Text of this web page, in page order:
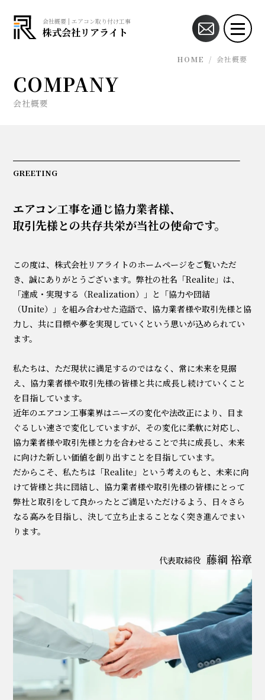
会社概要 | エアコン取り付け工事の業務委託可能な協力業者・協力会社様募集!!
株式会社リアライト
HOME / 会社概要
COMPANY
会社概要
GREETING
エアコン工事を通じ協力業者様、
取引先様との共存共栄が当社の使命です。
この度は、株式会社リアライトのホームページをご覧いただ
き、誠にありがとうございます。弊社の社名「Realite」は、
「達成・実現する（Realization）」と「協力や団結
（Unite）」を組み合わせた造語で、協力業者様や取引先様と協
力し、共に目標や夢を実現していくという思いが込められてい
ます。
私たちは、ただ現状に満足するのではなく、常に未来を見据
え、協力業者様や取引先様の皆様と共に成長し続けていくこと
を目指しています。
近年のエアコン工事業界はニーズの変化や法改正により、目ま
ぐるしい速さで変化していますが、その変化に柔軟に対応し、
協力業者様や取引先様と力を合わせることで共に成長し、未来
に向けた新しい価値を創り出すことを目指しています。
だからこそ、私たちは「Realite」という考えのもと、未来に向
けて皆様と共に団結し、協力業者様や取引先様の皆様にとって
弊社と取引をして良かったとご満足いただけるよう、日々さら
なる高みを目指し、決して立ち止まることなく突き進んでまい
ります。
代表取締役 藤綱 裕章